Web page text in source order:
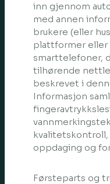
inn gjennom
med annen
brukere (eller
plattformer eller
smarttelefoner,
tilhørende
beskrevet i
Informasjon
oppdaging og
Førsteparts og